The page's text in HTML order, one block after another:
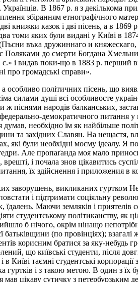
В 1867 р. я з декількома
збіранням етнографічного
книжки казок і дві пісень, а в 1869
томи яких були видані у Київі в
въка дружиннаго и
до смерти Богдана
с.» і видав поки-що в 1883 р.
про громадські справи».
особливо політичних пісень, що
силами душі всі особливосте
піснями народів балканських,
демократичного питання у
необхідно їм як найбільше
та західних Славян. На нещастя,
які були необхідні моєму ідеалу. Я
Але пропаґанда моя мало
і почала знов цікавитись
їх здійснення і приложения в
заворушень, викликаних гуртком
і підтримати соціяльну
Маючи земляків і
студентському політиканству,
б нічого, окрім нінащо
батьківщини (по провінціях);
корисним братися за яку-небудь
що київські студенти, після
Київі таємні студентські
гуртків і з такою метою. В один з
цікаву сутичку з петербурзьким